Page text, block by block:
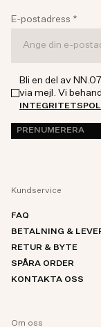
E-postadress *
Bli en del av
via mejl. Vi
PRENUMERERA
Kundservice
FAQ
BETALNING &
RETUR & BYTE
SPÅRA ORDER
KONTAKTA OSS
Om oss